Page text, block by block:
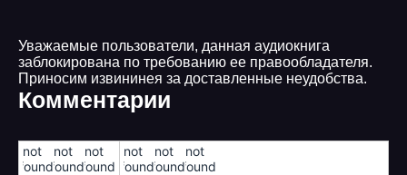
Уважаемые пользователи, данная аудиокнига
заблокирована по требованию ее правообладателя.
Приносим извининея за доставленные неудобства.
Комментарии
!not
found!
!not
found!
!not
found!
!not
found!
!not
found!
!not
found!